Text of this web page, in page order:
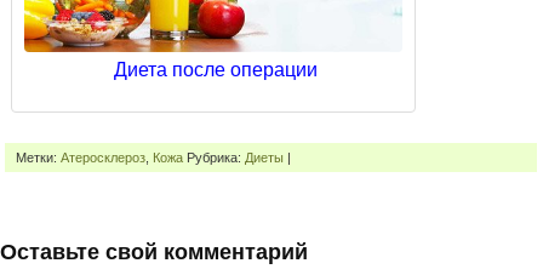
Диета после операции
Метки: Атеросклероз Кожа Рубрика: Диеты |
Оставьте свой комментарий